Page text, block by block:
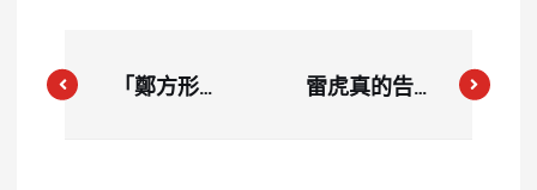
「鄭方形事
雷虎真的告了